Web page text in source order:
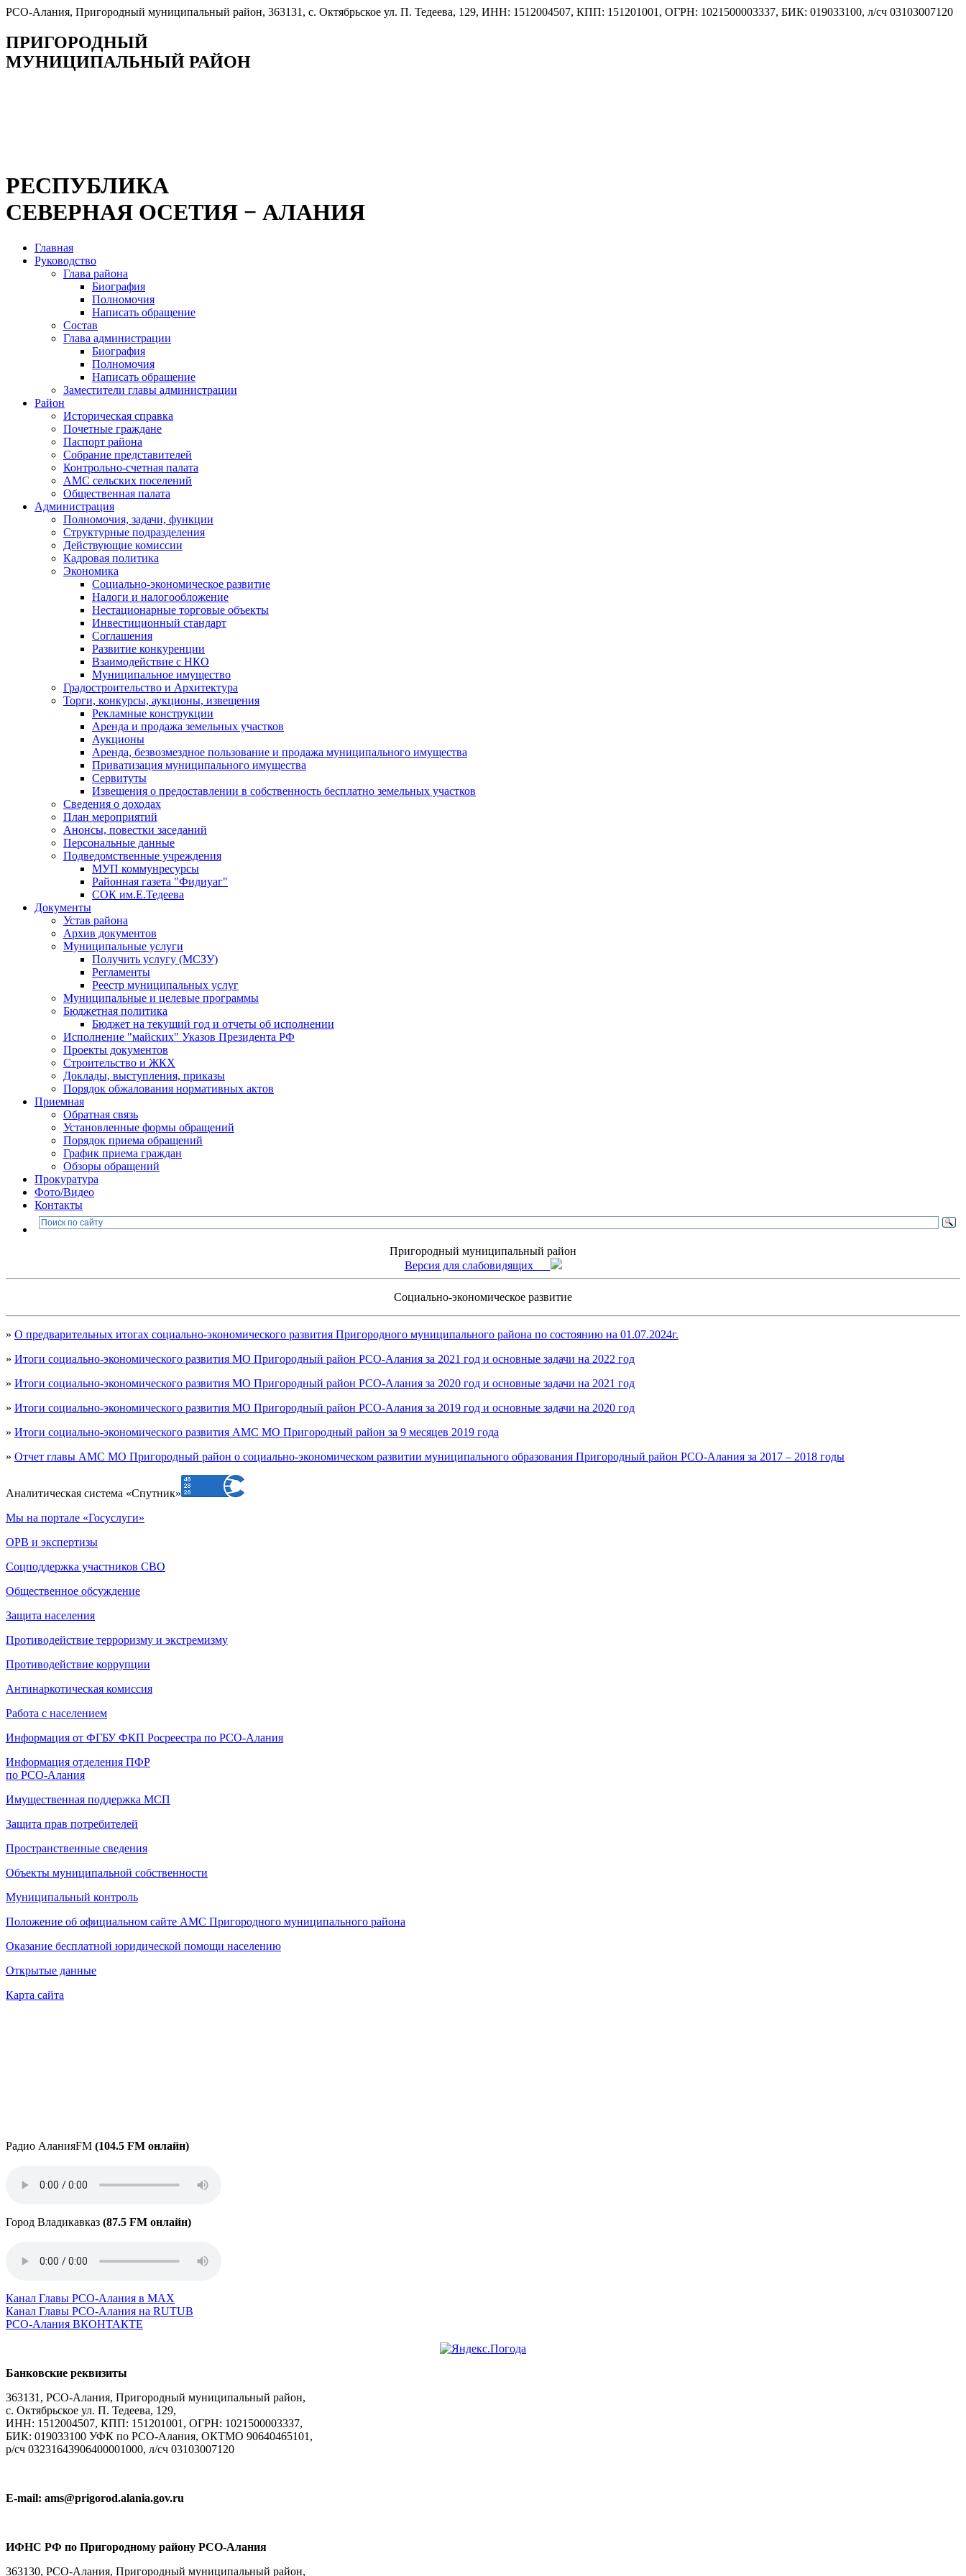
РСО-Алания, Пригородный муниципальный район, 363131, с. Октябрьское ул. П. Тедеева, 129, ИНН: 1512004507, КПП: 151201001, ОГРН: 1021500003337, БИК: 019033100, л/сч 03103007120
ПРИГОРОДНЫЙ
МУНИЦИПАЛЬНЫЙ РАЙОН
РЕСПУБЛИКА
СЕВЕРНАЯ ОСЕТИЯ − АЛАНИЯ
Главная
Руководство
Глава района
Биография
Полномочия
Написать обращение
Состав
Глава администрации
Биография
Полномочия
Написать обращение
Заместители главы администрации
Район
Историческая справка
Почетные граждане
Паспорт района
Собрание представителей
Контрольно-счетная палата
АМС сельских поселений
Общественная палата
Администрация
Полномочия, задачи, функции
Структурные подразделения
Действующие комиссии
Кадровая политика
Экономика
Социально-экономическое развитие
Налоги и налогообложение
Нестационарные торговые объекты
Инвестиционный стандарт
Соглашения
Развитие конкуренции
Взаимодействие с НКО
Муниципальное имущество
Градостроительство и Архитектура
Торги, конкурсы, аукционы, извещения
Рекламные конструкции
Аренда и продажа земельных участков
Аукционы
Аренда, безвозмездное пользование и продажа муниципального имущества
Приватизация муниципального имущества
Сервитуты
Извещения о предоставлении в собственность бесплатно земельных участков
Сведения о доходах
План мероприятий
Анонсы, повестки заседаний
Персональные данные
Подведомственные учреждения
МУП коммунресурсы
Районная газета "Фидиуаг"
СОК им.Е.Тедеева
Документы
Устав района
Архив документов
Муниципальные услуги
Получить услугу (МСЗУ)
Регламенты
Реестр муниципальных услуг
Муниципальные и целевые программы
Бюджетная политика
Бюджет на текущий год и отчеты об исполнении
Исполнение "майских" Указов Президента РФ
Проекты документов
Строительство и ЖКХ
Доклады, выступления, приказы
Порядок обжалования нормативных актов
Приемная
Обратная связь
Установленные формы обращений
Порядок приема обращений
График приема граждан
Обзоры обращений
Прокуратура
Фото/Видео
Контакты
Пригородный муниципальный район
Версия для слабовидящих
Социально-экономическое развитие
» О предварительных итогах социально-экономического развития Пригородного муниципального района по состоянию на 01.07.2024г.
» Итоги социально-экономического развития МО Пригородный район РСО-Алания за 2021 год и основные задачи на 2022 год
» Итоги социально-экономического развития МО Пригородный район РСО-Алания за 2020 год и основные задачи на 2021 год
» Итоги социально-экономического развития МО Пригородный район РСО-Алания за 2019 год и основные задачи на 2020 год
» Итоги социально-экономического развития АМС МО Пригородный район за 9 месяцев 2019 года
» Отчет главы АМС МО Пригородный район о социально-экономическом развитии муниципального образования Пригородный район РСО-Алания за 2017 – 2018 годы
Аналитическая система «Спутник»
Мы на портале «Госуслуги»
ОРВ и экспертизы
Соцподдержка участников СВО
Общественное обсуждение
Защита населения
Противодействие терроризму и экстремизму
Противодействие коррупции
Антинаркотическая комиссия
Работа с населением
Информация от ФГБУ ФКП Росреестра по РСО-Алания
Информация отделения ПФР
по РСО-Алания
Имущественная поддержка МСП
Защита прав потребителей
Пространственные сведения
Объекты муниципальной собственности
Муниципальный контроль
Положение об официальном сайте АМС Пригородного муниципального района
Оказание бесплатной юридической помощи населению
Открытые данные
Карта сайта
Радио АланияFM (104.5 FM онлайн)
Город Владикавказ (87.5 FM онлайн)
Канал Главы РСО-Алания в МАХ
Канал Главы РСО-Алания на RUTUB
РСО-Алания ВКОНТАКТЕ
Банковские реквизиты
363131, РСО-Алания, Пригородный муниципальный район,
с. Октябрьское ул. П. Тедеева, 129,
ИНН: 1512004507, КПП: 151201001, ОГРН: 1021500003337,
БИК: 019033100 УФК по РСО-Алания, ОКТМО 90640465101,
р/сч 03231643906400001000, л/сч 03103007120
E-mail: ams@prigorod.alania.gov.ru
ИФНС РФ по Пригородному району РСО-Алания
363130, РСО-Алания, Пригородный муниципальный район,